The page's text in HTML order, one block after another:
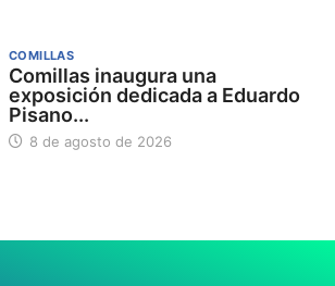
COMILLAS
Comillas inaugura una
exposición dedicada a Eduardo
Pisano...
8 de agosto de 2026